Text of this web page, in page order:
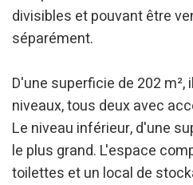
divisibles et pouvant être
séparément.
D'une superficie de 202
niveaux, tous deux avec
Le niveau inférieur, d'une
le plus grand. L'espace
toilettes et un local de